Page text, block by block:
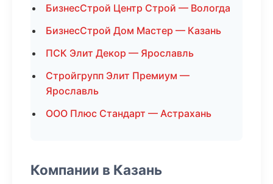
БизнесСтрой Центр Строй — Вологда
БизнесСтрой Дом Мастер — Казань
ПСК Элит Декор — Ярославль
Стройгрупп Элит Премиум —
Ярославль
ООО Плюс Стандарт — Астрахань
Компании в Казань